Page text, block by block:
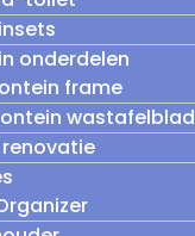
onderdelen
frame
wastafelblad